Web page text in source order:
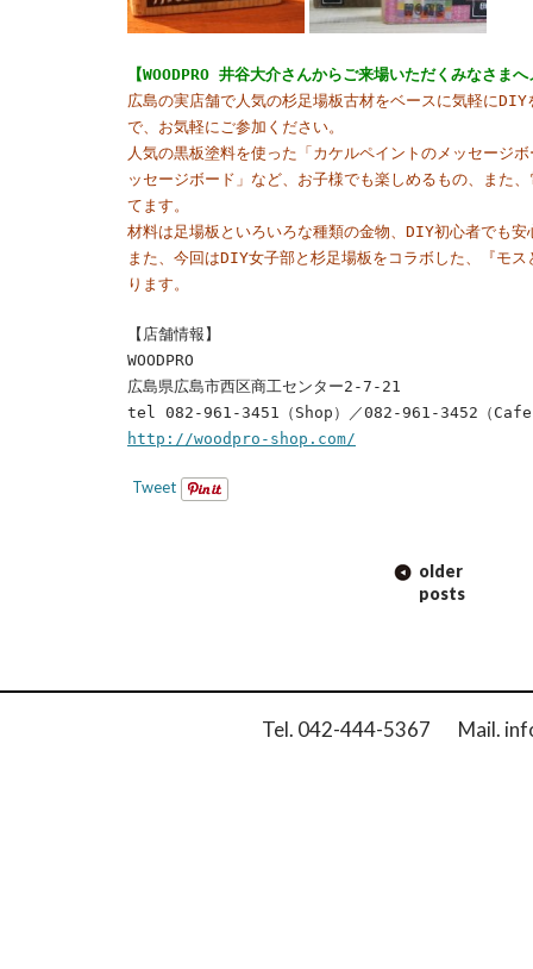
【WOODPRO 井谷大介さんからご来場いただくみなさま
広島の実店舗で人気の杉足場板古材をベースに気軽に
で、お気軽にご参加ください。
人気の黒板塗料を使った「カケルペイントのメッセージ
ッセージボード」など、お子様でも楽しめるもの、また
てます。
材料は足場板といろいろな種類の金物、DIY初心者でも安
また、今回はDIY女子部と杉足場板をコラボした、『モス
ります。
【店舗情報】
WOODPRO
広島県広島市西区商工センター2-7-21
tel 082-961-3451（Shop）／082-961-3452（Cafe
http://woodpro-shop.com/
Tweet
older
posts
Tel. 042-444-5367 Mail.